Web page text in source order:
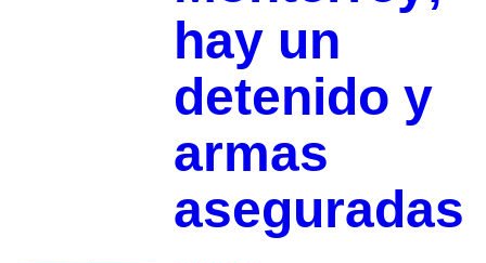
hay un
detenido y
armas
aseguradas